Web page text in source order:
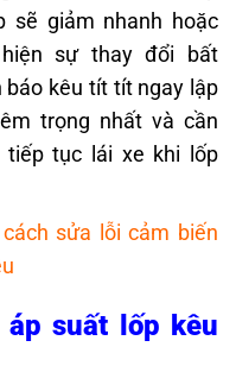
sẽ giảm nhanh hoặc
sự thay đổi bất
kêu tít tít ngay lập
trọng nhất và cần
tiếp tục lái xe khi lốp
sửa lỗi cảm biến
suất lốp kêu